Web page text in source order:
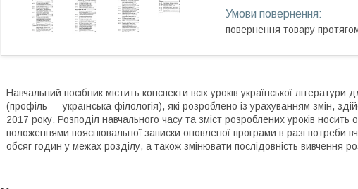
повернення товару
Навчальний посібник містить конспекти всіх уроків української
(профіль — українська філологія), які розроблено із урахуванням змін,
2017 року. Розподіл навчального часу та зміст розроблених уроків носить
положеннями пояснювальної записки оновленої програми в разі потреби
обсяг годин у межах розділу, а також змінювати послідовність вивчення